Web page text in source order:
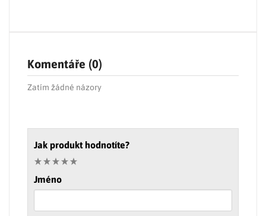
Komentáře (0)
Zatím žádné názory
Jak produkt hodnotíte?
Jméno